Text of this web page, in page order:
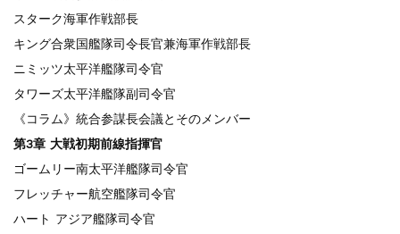
スターク海軍作戦部長
キング合衆国艦隊司令長官兼海軍作戦部長
ニミッツ太平洋艦隊司令官
タワーズ太平洋艦隊副司令官
《コラム》統合参謀長会議とそのメンバー
第3章 大戦初期前線指揮官
ゴームリー南太平洋艦隊司令官
フレッチャー航空艦隊司令官
ハート アジア艦隊司令官